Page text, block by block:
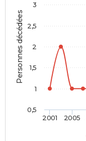
Personnes décédées
2001 2005
0,5
1
1,5
2
2,5
3